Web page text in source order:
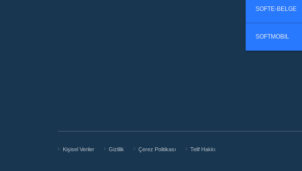
SOFTE-BELGE
SOFTMOBIL
Kişisel Veriler Gizlilik Çerez Politikası Telif Hakkı